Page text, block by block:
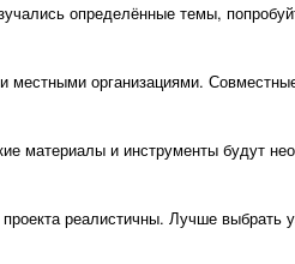
определённые темы,
организациями.
материалы и инструменты будут
реалистичны. Лучше выбрать